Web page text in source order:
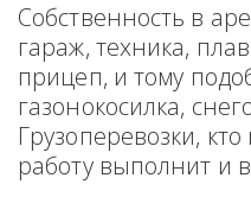
Собственность в
гараж, техника,
прицеп, и тому
газонокосилка,
Грузоперевозки,
работу выполнит и